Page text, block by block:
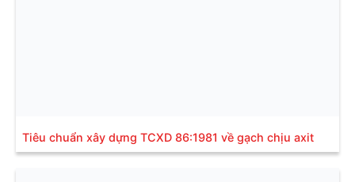
Tiêu chuẩn xây dựng TCXD 86:1981 về gạch chịu axit